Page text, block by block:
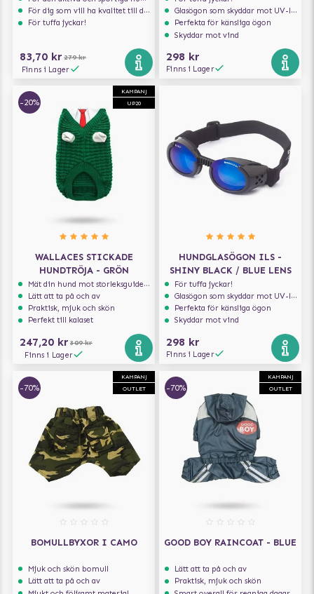
För dig som vill ha kvalitet till din hund!
För tuffa jyckar!
83,70 kr 279 kr
Finns i Lager
Glasögon som skyddar mot UV-ljus
Perfekta för känsliga ögon
Skyddar mot vind
298 kr
Finns i Lager
KAMPANJ
UP20
-20%
WALLACES STICKADE
HUNDTRÖJA - GRÖN
Mät din hund mot storleksguiden för att få rätt storlek
Lätt att ta på och av
Praktisk, mjuk och skön
Perfekt till kalaset
247,20 kr 309 kr
Finns i Lager
HUNDGLASÖGON ILS -
SHINY BLACK / BLUE LENS
För tuffa jyckar!
Glasögon som skyddar mot UV-ljus
Perfekta för känsliga ögon
Skyddar mot vind
298 kr
Finns i Lager
KAMPANJ
OUTLET
-70%
BOMULLBYXOR I CAMO
Mjuk och skön bomull
Lätt att ta på och av
KAMPANJ
OUTLET
-70%
GOOD BOY RAINCOAT - BLUE
Lätt att ta på och av
Praktisk, mjuk och skön